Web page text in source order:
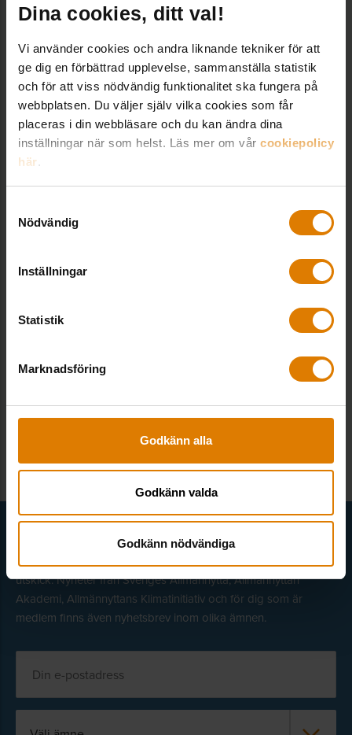
Dina cookies, ditt val!
Vi använder cookies och andra liknande tekniker för att
ge dig en förbättrad upplevelse, sammanställa statistik
och för att viss nödvändig funktionalitet ska fungera på
webbplatsen. Du väljer själv vilka cookies som får
placeras i din webbläsare och du kan ändra dina
inställningar när som helst. Läs mer om vår cookiepolicy
här.
Nödvändig
Inställningar
Statistik
Marknadsföring
Godkänn alla
Godkänn valda
Godkänn nödvändiga
Bolag Simrishamnsbostäder AB
KONTAKT
Martin Ingvarson är expert inom lokalfrågor
martin.ingvarson@sverigesallmannytta.se
Få senaste nytt direkt i din inkorg
Här kan du välja att prenumerera på våra olika nyhetsbrev och
utskick. Nyheter från Sveriges Allmännytta, Allmännyttan
Akademi, Allmännyttans Klimatinitiativ och för dig som är
medlem finns även nyhetsbrev inom olika ämnen.